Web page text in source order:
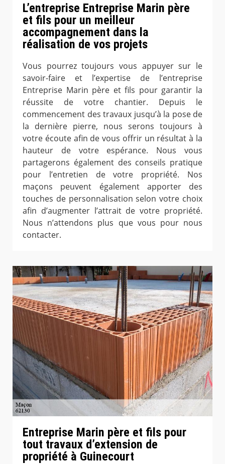
L’entreprise Entreprise Marin père
et fils pour un meilleur
accompagnement dans la
réalisation de vos projets
Vous pourrez toujours vous appuyer sur le
savoir-faire et l’expertise de l’entreprise
Entreprise Marin père et fils pour garantir la
réussite de votre chantier. Depuis le
commencement des travaux jusqu’à la pose de
la dernière pierre, nous serons toujours à
votre écoute afin de vous offrir un résultat à la
hauteur de votre espérance. Nous vous
partagerons également des conseils pratique
pour l’entretien de votre propriété. Nos
maçons peuvent également apporter des
touches de personnalisation selon votre choix
afin d’augmenter l’attrait de votre propriété.
Nous n’attendons plus que vous pour nous
contacter.
Entreprise Marin père et fils pour
tout travaux d’extension de
propriété à Guinecourt